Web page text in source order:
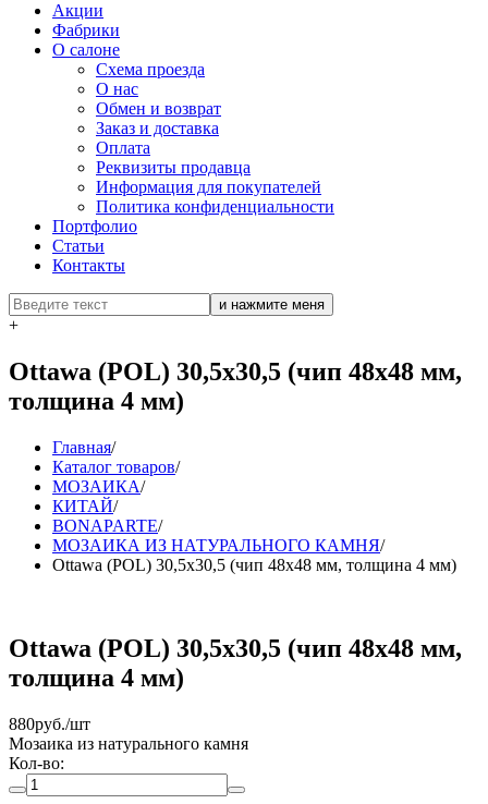
Акции
Фабрики
О салоне
Схема проезда
О нас
Обмен и возврат
Заказ и доставка
Оплата
Реквизиты продавца
Информация для покупателей
Политика конфиденциальности
Портфолио
Статьи
Контакты
+
Ottawa (POL) 30,5x30,5 (чип 48х48 мм,
толщина 4 мм)
Главная/
Каталог товаров/
МОЗАИКА/
КИТАЙ/
BONAPARTE/
МОЗАИКА ИЗ НАТУРАЛЬНОГО КАМНЯ/
Ottawa (POL) 30,5x30,5 (чип 48х48 мм, толщина 4 мм)
Ottawa (POL) 30,5x30,5 (чип 48х48 мм,
толщина 4 мм)
880руб./шт
Мозаика из натурального камня
Кол-во: